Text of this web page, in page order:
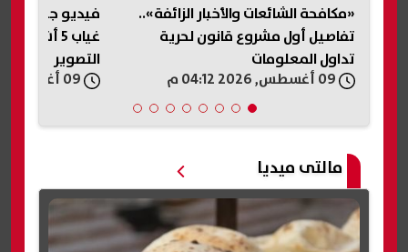
«مكافحة الشائعات والأخبار الزائفة»..
تفاصيل أول مشروع قانون لحرية
تداول المعلومات
فيديو جديد
غياب 5
التصوير
مالتى ميديا